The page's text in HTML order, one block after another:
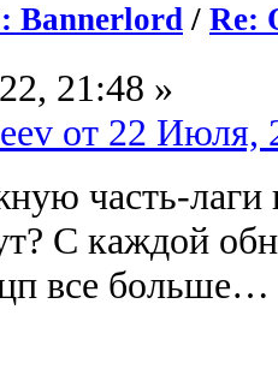
Bannerlord / Re:
21:48 »
от 22 Июля,
часть-лаги
С каждой
все больше…